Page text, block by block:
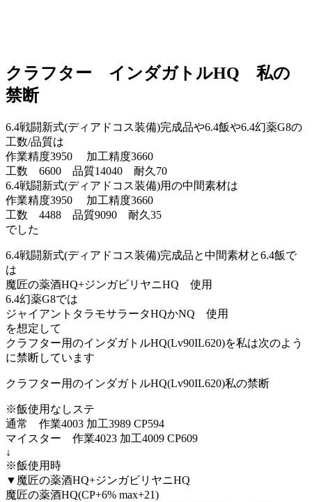
クラフター インダガトルHQ 私の
禁断
6.4戦闘新式(ディアドコス装備)完成品や6.4飯や6.4幻薬G8の
工数/品質は
作業精度3950 加工精度3660
工数 6600 品質14040 耐久70
6.4戦闘新式(ディアドコス装備)用の中間素材は
作業精度3950 加工精度3660
工数 4488 品質9090 耐久35
でした
6.4戦闘新式(ディアドコス装備)完成品と中間素材と6.4飯で
は
魔匠の薬酒HQ+ジンガビリヤニHQ 使用
6.4幻薬G8では
ジャイアントタラモサラータHQかNQ 使用
を想定して
クラフター用のインダガトルHQ(Lv90IL620)を私は次のよう
に禁断しています
クラフター用のインダガトルHQ(Lv90IL620)私の禁断
※飯使用なしステ
通常 作業4003 加工3989 CP594
マイスター 作業4023 加工4009 CP609
↓
※飯使用時
▼魔匠の薬酒HQ+ジンガビリヤニHQ
魔匠の薬酒HQ(CP+6% max+21)